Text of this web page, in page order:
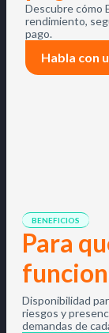
Descubre cómo
rendimiento,
pago.
Habla con
BENEFICIOS
Para
Disponibilidad
riesgos y
demandas de